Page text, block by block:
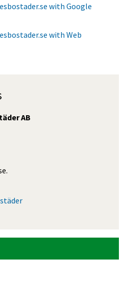
with Google
with Web
AB